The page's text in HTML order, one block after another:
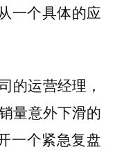
一个具体的应
的运营经理，
量意外下滑的
一个紧急复盘